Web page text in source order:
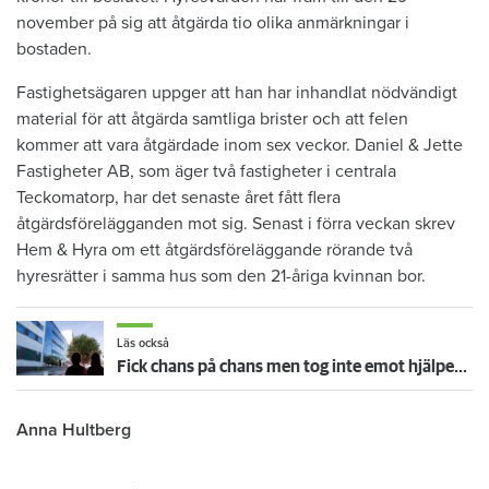
november på sig att åtgärda tio olika anmärkningar i
bostaden.
Fastighetsägaren uppger att han har inhandlat nödvändigt
material för att åtgärda samtliga brister och att felen
kommer att vara åtgärdade inom sex veckor. Daniel & Jette
Fastigheter AB, som äger två fastigheter i centrala
Teckomatorp, har det senaste året fått flera
åtgärdsförelägganden mot sig. Senast i förra veckan skrev
Hem & Hyra om ett åtgärdsföreläggande rörande två
hyresrätter i samma hus som den 21-åriga kvinnan bor.
Läs också
Fick chans på chans men tog inte emot hjälpen – nu vräks paret: ”Tragiskt"
Anna Hultberg